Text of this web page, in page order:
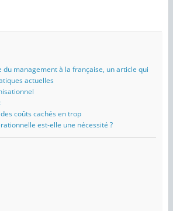
du management à la française, un article qui
actuelles
coûts cachés en trop
est-elle une nécessité ?